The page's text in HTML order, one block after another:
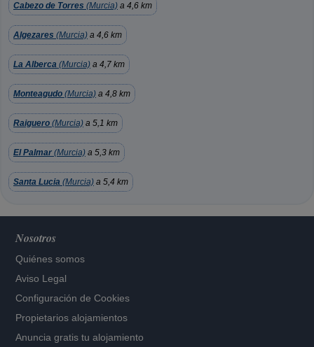
Cabezo de Torres (Murcia) a 4,6 km
Algezares (Murcia) a 4,6 km
La Alberca (Murcia) a 4,7 km
Monteagudo (Murcia) a 4,8 km
Raiguero (Murcia) a 5,1 km
El Palmar (Murcia) a 5,3 km
Santa Lucia (Murcia) a 5,4 km
Nosotros
Quiénes somos
Aviso Legal
Configuración de Cookies
Propietarios alojamientos
Anuncia gratis tu alojamiento